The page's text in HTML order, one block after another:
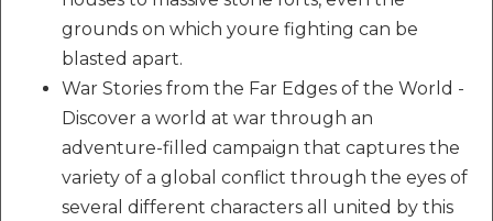
grounds on which youre fighting can be
blasted apart.
War Stories from the Far Edges of the World -
Discover a world at war through an
adventure-filled campaign that captures the
variety of a global conflict through the eyes of
several different characters all united by this